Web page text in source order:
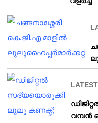
വമ്പൻ